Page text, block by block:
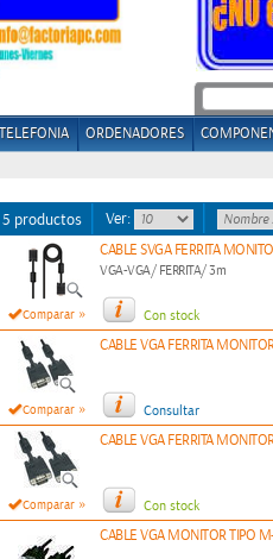
TELEFONIA ORDENADORES
5 productos Ver:
Comparar »
CABLE SVGA FERRITA
VGA-VGA/ FERRITA/ 3m
Con stock
Comparar »
CABLE VGA FERRITA
Consultar
Comparar »
CABLE VGA FERRITA
Con stock
CABLE VGA MONITOR TIPO